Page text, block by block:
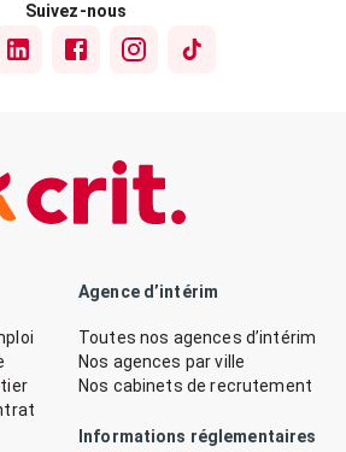
Suivez-nous
Agence d’intérim
Toutes nos agences d’intérim
Nos agences par ville
Nos cabinets de recrutement
Informations réglementaires